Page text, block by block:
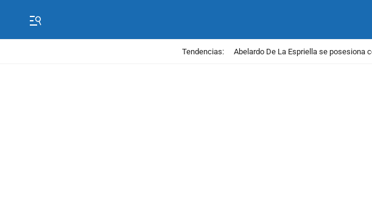
Tendencias: Abelardo De La Espriella se posesiona